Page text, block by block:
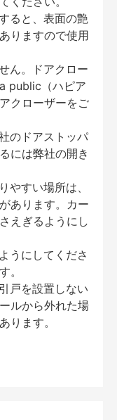
ると、表面の艶
りますので使用
ん。ドアクロー
public（ハピア
クローザーをご
のドアストッパ
には弊社の開き
すい場所は、
あります。カー
えぎるようにし
うにしてくださ
。
戸を設置しない
ルから外れた場
ります。